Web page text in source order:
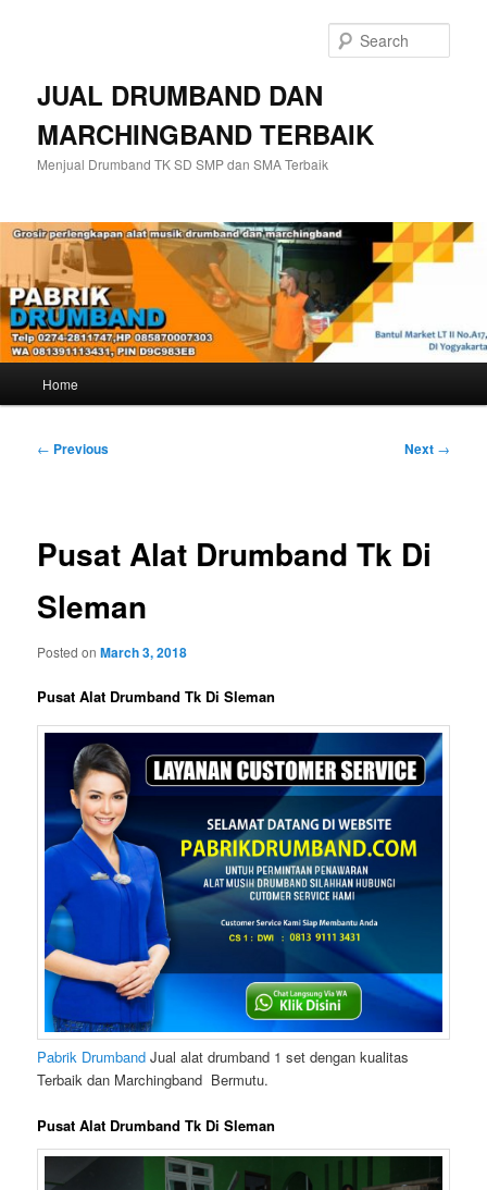
JUAL DRUMBAND DAN
MARCHINGBAND TERBAIK
Menjual Drumband TK SD SMP dan SMA Terbaik
Home
Post
← Previous Next →
Pusat Alat Drumband Tk Di
Sleman
Posted onMarch 3, 2018
Pusat Alat Drumband Tk Di Sleman
Pabrik Drumband Jual alat drumband 1 set dengan kualitas
Terbaik dan Marchingband Bermutu.
Pusat Alat Drumband Tk Di Sleman